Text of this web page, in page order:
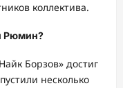
коллектива.
Рюмин?
Борзов» достиг
несколько